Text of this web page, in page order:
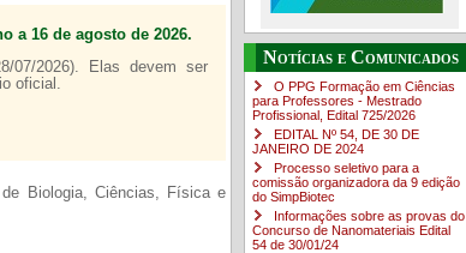
a 16 de agosto de 2026.
07/2026). Elas devem ser
oficial.
Biologia, Ciências, Física e
Guia do estudante
UC46BbEKCwNCdJvi4sNpOf3w
Notícias e Comunicados
O PPG Formação em Ciências
para Professores - Mestrado
Profissional, Edital ​725/202​6
EDITAL Nº 54, DE 30 DE
JANEIRO DE 2024
Processo seletivo para a
comissão organizadora da 9 edição
do SimpBiotec
Informações sobre as provas do
Concurso de Nanomateriais Edital
54 de 30/01/24